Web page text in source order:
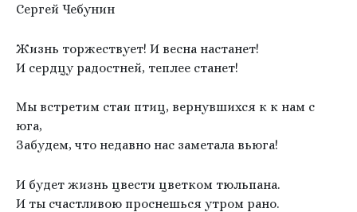
Сергей Чебунин
Жизнь торжествует! И весна настанет!
И сердцу радостней, теплее станет!
Мы встретим стаи птиц, вернувшихся к к нам с
юга,
Забудем, что недавно нас заметала вьюга!
И будет жизнь цвести цветком тюльпана.
И ты счастливою проснешься утром рано.